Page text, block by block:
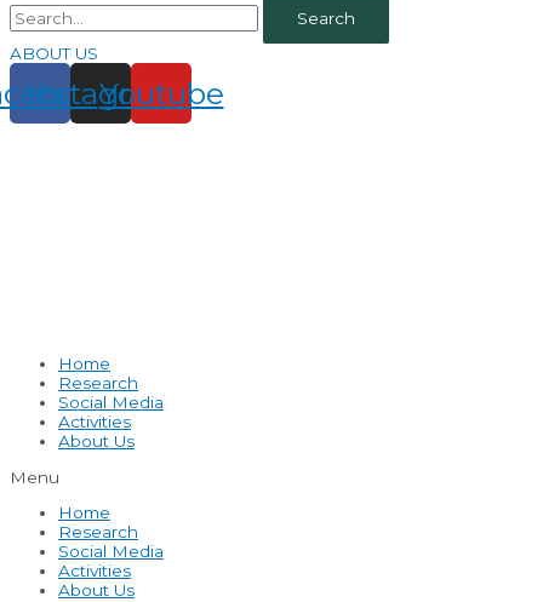
Search
ABOUT US
Instagram
Youtube
Home
Research
Social Media
Activities
About Us
Menu
Home
Research
Social Media
Activities
About Us